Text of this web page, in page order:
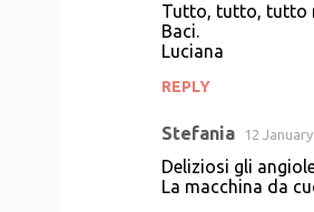
Tutto, tutto, tutto
Baci.
Luciana
REPLY
Stefania 12
Deliziosi gli
La macchina da